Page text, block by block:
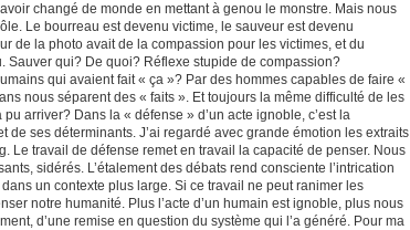
changé de monde en mettant à genou le monstre. Mais nous
Le bourreau est devenu victime, le sauveur est devenu
de la photo avait de la compassion pour les victimes, et du
Sauver qui? De quoi? Réflexe stupide de compassion?
qui avaient fait « ça »? Par des hommes capables de faire «
nous séparent des « faits ». Et toujours la même difficulté de les
arriver? Dans la « défense » d’un acte ignoble, c’est la
de ses déterminants. J’ai regardé avec grande émotion les extraits
Le travail de défense remet en travail la capacité de penser. Nous
sidérés. L’étalement des débats rend consciente l’intrication
un contexte plus large. Si ce travail ne peut ranimer les
notre humanité. Plus l’acte d’un humain est ignoble, plus nous
d’une remise en question du système qui l’a généré. Pour ma